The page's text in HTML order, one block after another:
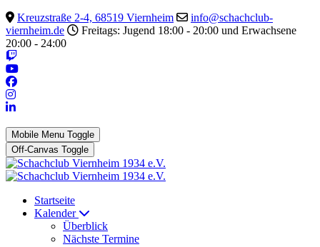
Kreuzstraße 2-4, 68519 Viernheim
info@schachclub-
viernheim.de
Freitags: Jugend 18:00 - 20:00 und Erwachsene
20:00 - 24:00
Mobile Menu Toggle
Off-Canvas Toggle
Startseite
Kalender
Überblick
Nächste Termine